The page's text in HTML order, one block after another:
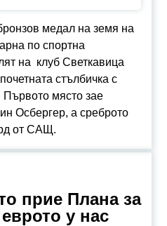
медал на земя на
по спортна
на клуб Светкавица
стълбичка с
Първото място зае
Осбергер, а среброто
от САЩ.
прие Плана за
у нас